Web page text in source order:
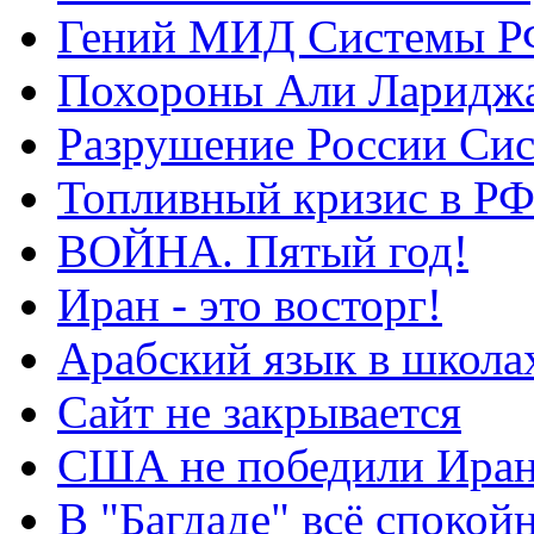
Гений МИД Системы
Похороны Али
Разрушение России
Топливный кризис в РФ
ВОЙНА. Пятый год!
Иран - это восторг!
Арабский язык в
Сайт не закрывается
США не победили
В "Багдаде" всё